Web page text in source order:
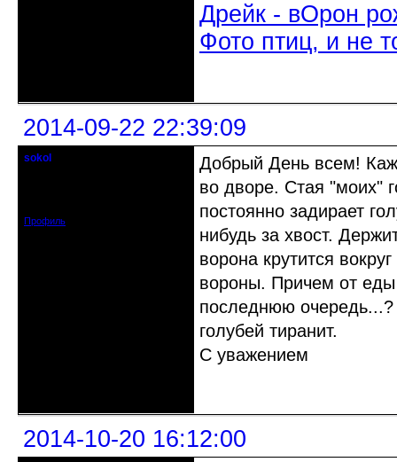
Дрейк - вОрон
Фото птиц, и не
2014-09-22 22:39:09
sokol
Профиль
Добрый День всем!
во дворе. Стая "моих"
постоянно задирает
нибудь за хвост.
ворона крутится
вороны. Причем от еды
последнюю очередь...?
голубей тиранит.
С уважением
2014-10-20 16:12:00